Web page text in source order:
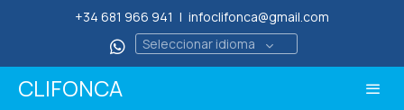
+34 681 966 941 | infoclifonca@gmail.com
Seleccionar idioma
CLIFONCA